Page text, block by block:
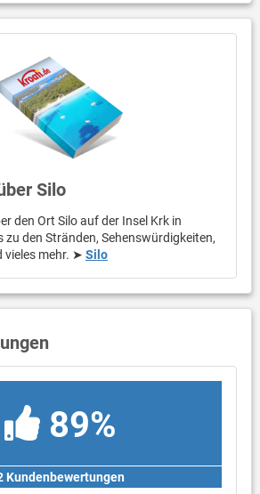
Silo
den Ort Silo auf der Insel Krk in
zu den Stränden, Sehenswürdigkeiten,
vieles mehr. ➤ Silo
89%
Kundenbewertungen